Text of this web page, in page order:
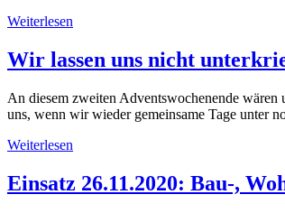
Weiterlesen
Wir lassen uns nicht
An diesem zweiten Adventswochenende
uns, wenn wir wieder gemeinsame Tage unter
Weiterlesen
Einsatz 26.11.2020: Bau-,